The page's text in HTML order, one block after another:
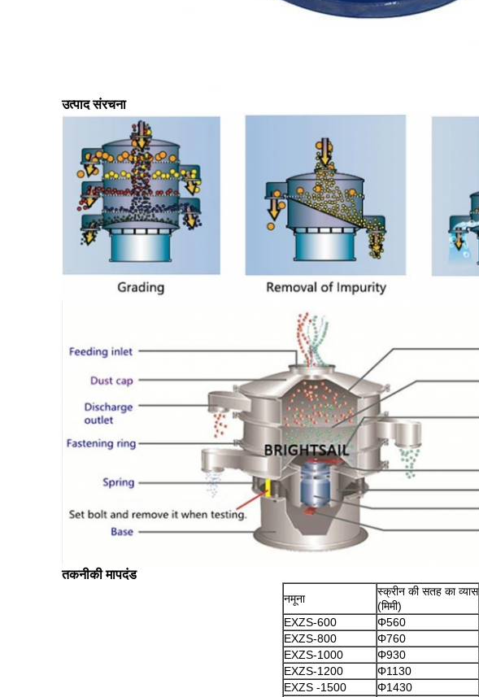
उत्पाद संरचना
तकनीकी मापदंड
नमूना
स्क्रीन की सतह का व्यास
(मिमी)
EXZS-600
Φ560
EXZS-800
Φ760
EXZS-1000
Φ930
EXZS-1200
Φ1130
EXZS -1500
Φ1430